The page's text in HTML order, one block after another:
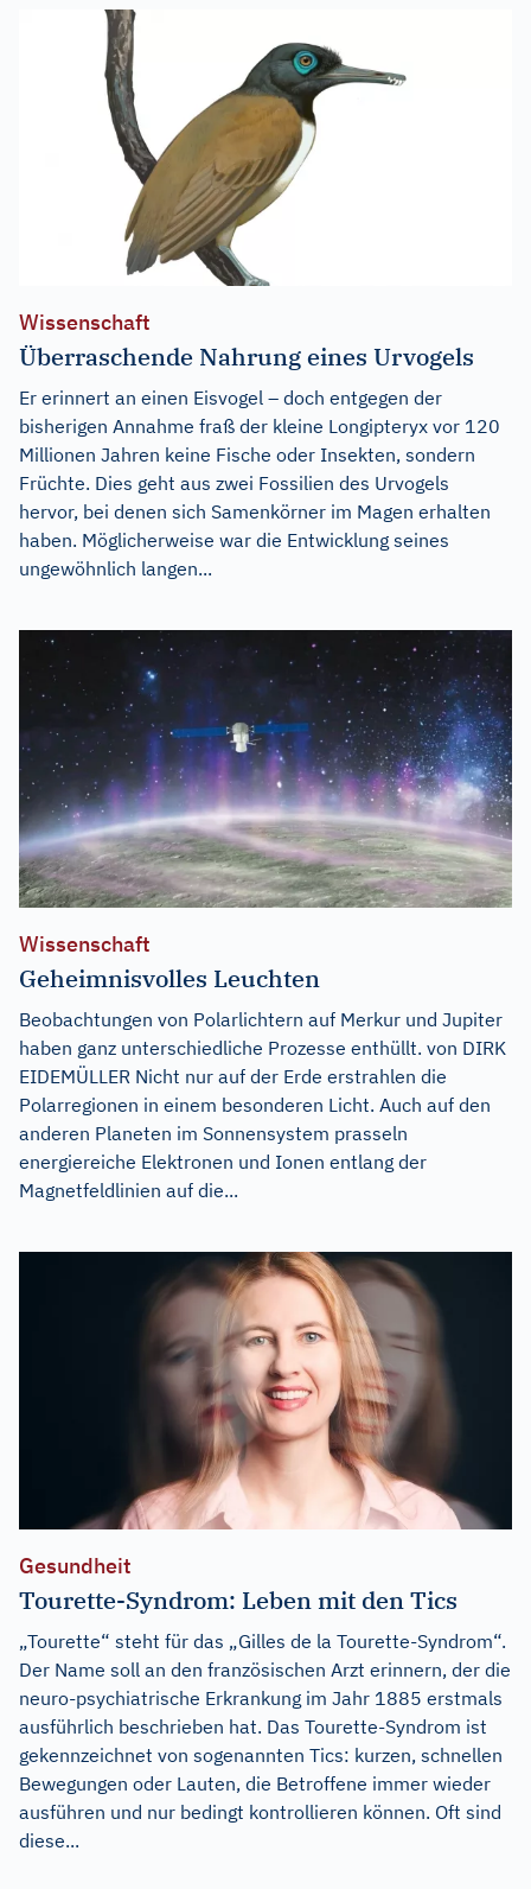
Wissenschaft
Überraschende Nahrung eines Urvogels
Er erinnert an einen Eisvogel – doch entgegen der
bisherigen Annahme fraß der kleine Longipteryx vor 120
Millionen Jahren keine Fische oder Insekten, sondern
Früchte. Dies geht aus zwei Fossilien des Urvogels
hervor, bei denen sich Samenkörner im Magen erhalten
haben. Möglicherweise war die Entwicklung seines
ungewöhnlich langen...
Wissenschaft
Geheimnisvolles Leuchten
Beobachtungen von Polarlichtern auf Merkur und Jupiter
haben ganz unterschiedliche Prozesse enthüllt. von DIRK
EIDEMÜLLER Nicht nur auf der Erde erstrahlen die
Polarregionen in einem besonderen Licht. Auch auf den
anderen Planeten im Sonnensystem prasseln
energiereiche Elektronen und Ionen entlang der
Magnetfeldlinien auf die...
Gesundheit
Tourette-Syndrom: Leben mit den Tics
„Tourette“ steht für das „Gilles de la Tourette-Syndrom“.
Der Name soll an den französischen Arzt erinnern, der die
neuro-psychiatrische Erkrankung im Jahr 1885 erstmals
ausführlich beschrieben hat. Das Tourette-Syndrom ist
gekennzeichnet von sogenannten Tics: kurzen, schnellen
Bewegungen oder Lauten, die Betroffene immer wieder
ausführen und nur bedingt kontrollieren können. Oft sind
diese...